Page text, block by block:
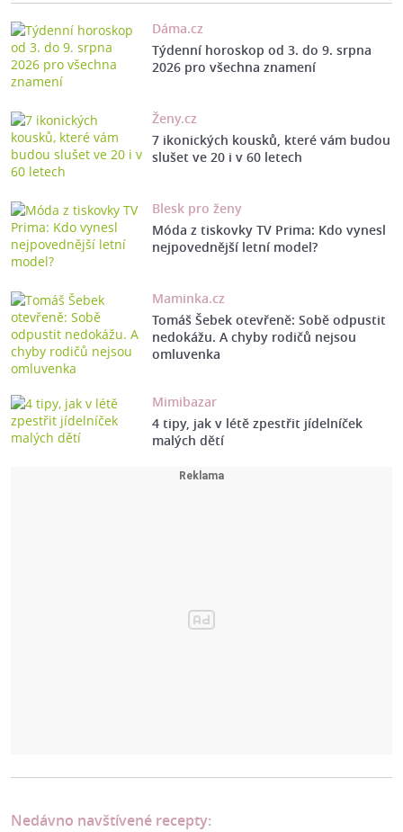
Dáma.cz
Týdenní horoskop od 3. do 9. srpna
2026 pro všechna znamení
Ženy.cz
7 ikonických kousků, které vám budou
slušet ve 20 i v 60 letech
Blesk pro ženy
Móda z tiskovky TV Prima: Kdo vynesl
nejpovednější letní model?
Maminka.cz
Tomáš Šebek otevřeně: Sobě odpustit
nedokážu. A chyby rodičů nejsou
omluvenka
Mimibazar
4 tipy, jak v létě zpestřit jídelníček
malých dětí
Nedávno navštívené recepty: